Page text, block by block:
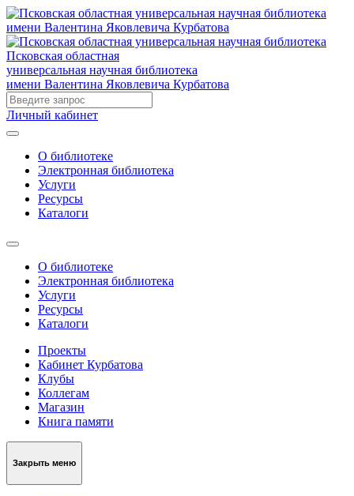
Псковская областная
универсальная научная библиотека
имени Валентина Яковлевича Курбатова
Личный кабинет
О библиотеке
Электронная библиотека
Услуги
Ресурсы
Каталоги
О библиотеке
Электронная библиотека
Услуги
Ресурсы
Каталоги
Проекты
Кабинет Курбатова
Клубы
Коллегам
Магазин
Книга памяти
Закрыть меню